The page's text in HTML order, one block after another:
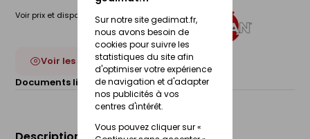
Sur notre site gedimat.fr,
nous avons besoin de
cookies pour suivre les
statistiques du site afin
d'optimiser votre expérience
de navigation et d'adapter
nos publicités à vos
centres d'intérêt.
Vous pouvez cliquer sur «
Voir prix et disponibilité en magasin
Voir les 2 déclinaisons
Documents liés :
Fiche technique